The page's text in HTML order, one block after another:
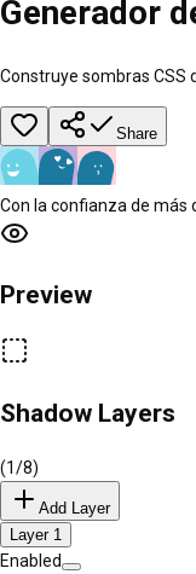
Generador
Construye sombras CSS
Share
Con la confianza de más
Preview
Shadow Layers
(1/8)
Add Layer
Layer 1
Enabled